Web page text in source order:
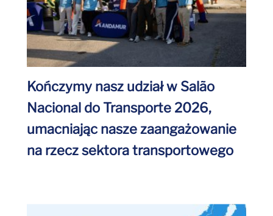
Kończymy nasz udział w Salão
Nacional do Transporte 2026,
umacniając nasze zaangażowanie
na rzecz sektora transportowego